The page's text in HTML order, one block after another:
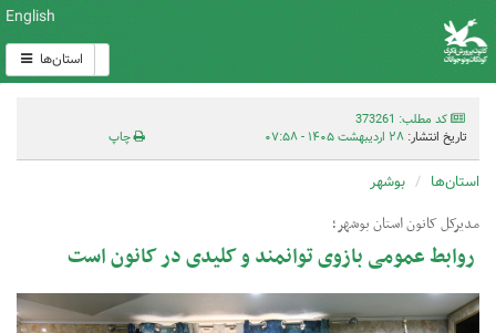
English
استان‌ها
کد مطلب: 373261
تاریخ انتشار: ۲۸ اردیبهشت ۱۴۰۵ - ۰۷:۵۸ چاپ
استان‌ها بوشهر
مدیرکل کانون استان بوشهر؛
روابط عمومی بازوی توانمند و کلیدی در کانون است